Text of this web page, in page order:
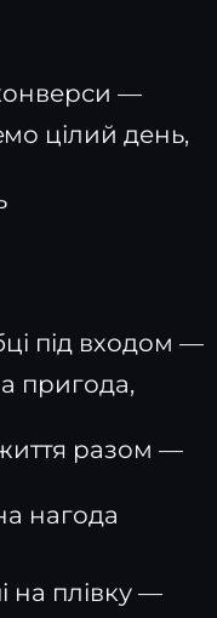
—
цілий день,
під входом —
пригода,
разом —
нагода
на плівку —